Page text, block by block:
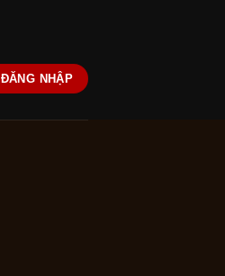
ĐĂNG NHẬP